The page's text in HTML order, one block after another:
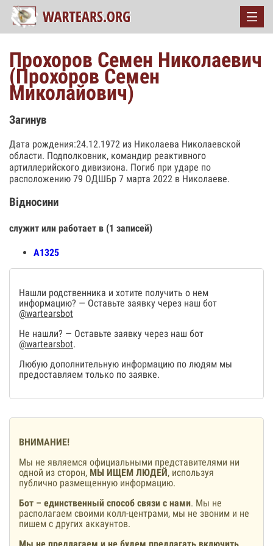
Прохоров Семен Николаевич
(Прохоров Семен
Миколайович)
Загинув
Дата рождения:24.12.1972 из Николаева Николаевской
области. Подполковник, командир реактивного
артиллерийского дивизиона. Погиб при ударе по
расположению 79 ОДШБр 7 марта 2022 в Николаеве.
Відносини
служит или работает в (1 записей)
А1325
Нашли родственника и хотите получить о нем
информацию? — Оставьте заявку через наш бот
@wartearsbot
Не нашли? — Оставьте заявку через наш бот
@wartearsbot.
Любую дополнительную информацию по людям мы
предоставляем только по заявке.
ВНИМАНИЕ!
Мы не являемся официальными представителями ни
одной из сторон, МЫ ИЩЕМ ЛЮДЕЙ, используя
публично размещенную информацию.
Бот – единственный способ связи с нами. Мы не
располагаем своими колл-центрами, мы не звоним и не
пишем с других аккаунтов.